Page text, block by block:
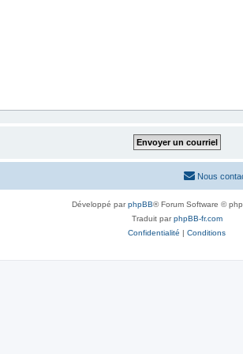
Nous
Développé parphpBB® Forum Software ©
Traduit parphpBB-fr.com
Confidentialité | Conditions